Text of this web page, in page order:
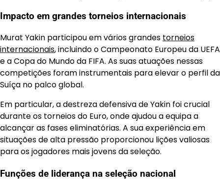
Impacto em grandes torneios internacionais
Murat Yakin participou em vários grandes torneios
internacionais, incluindo o Campeonato Europeu da UEFA
e a Copa do Mundo da FIFA. As suas atuações nessas
competições foram instrumentais para elevar o perfil da
Suíça no palco global.
Em particular, a destreza defensiva de Yakin foi crucial
durante os torneios do Euro, onde ajudou a equipa a
alcançar as fases eliminatórias. A sua experiência em
situações de alta pressão proporcionou lições valiosas
para os jogadores mais jovens da seleção.
Funções de liderança na seleção nacional